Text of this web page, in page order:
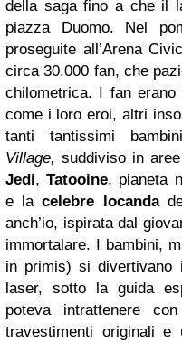
della saga fino a che il
piazza Duomo. Nel
proseguite all’Arena
circa 30.000 fan, che
chilometrica. I fan
come i loro eroi, altri
tanti tantissimi
Village, suddiviso in
Jedi,Tatooine, pianeta
e lacelebre locanda
anch’io, ispirata dal
immortalare. I bambini,
in primis) si divertivano
laser, sotto la guida
poteva intrattenere
travestimenti originali e